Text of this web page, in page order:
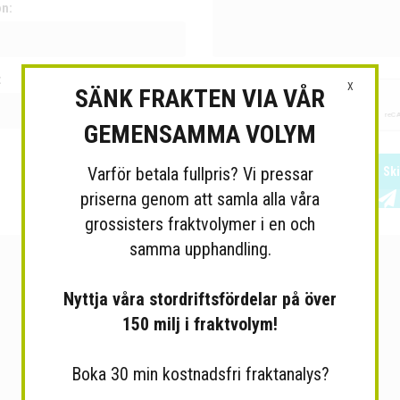
X
SÄNK FRAKTEN VIA VÅR
GEMENSAMMA VOLYM
Varför betala fullpris? Vi pressar
priserna genom att samla alla våra
grossisters fraktvolymer i en och
samma upphandling.
Nyttja våra stordriftsfördelar på över
150 milj i fraktvolym!
Boka 30 min kostnadsfri fraktanalys?